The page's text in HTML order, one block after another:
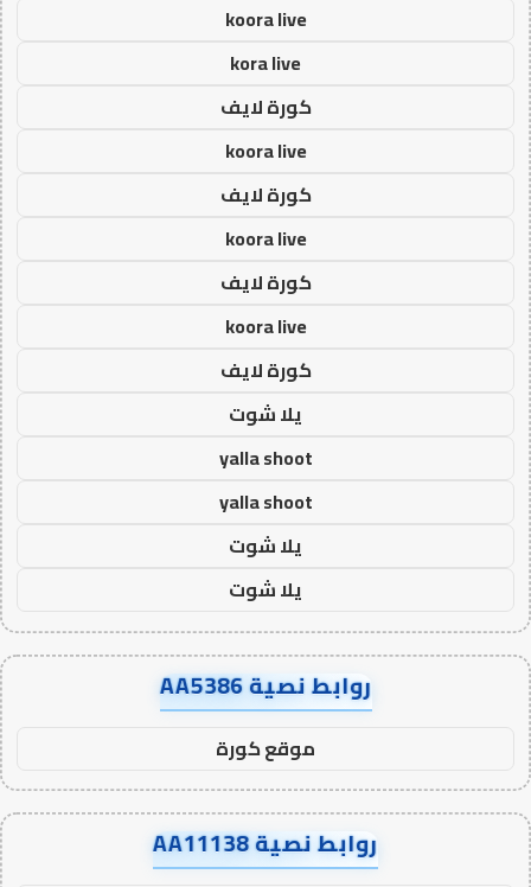
koora live
kora live
كورة لايف
koora live
كورة لايف
koora live
كورة لايف
koora live
كورة لايف
يلا شوت
yalla shoot
yalla shoot
يلا شوت
يلا شوت
روابط نصية AA5386
موقع كورة
روابط نصية AA11138